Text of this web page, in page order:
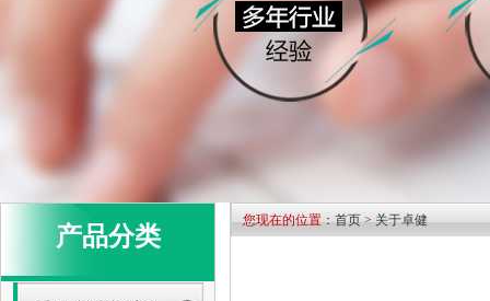
产品分类
您现在的位置：首页>关于卓健